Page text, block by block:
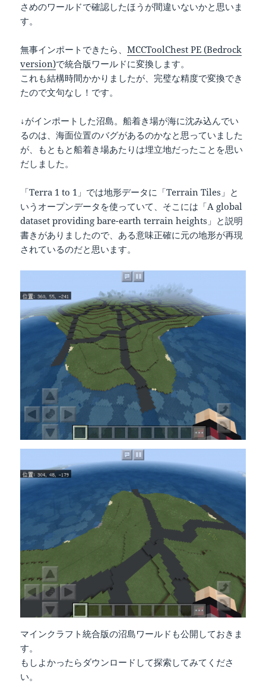
さめのワールドで確認したほうが間違いないかと思いま
す。
無事インポートできたら、MCCToolChest PE (Bedrock
version)で統合版ワールドに変換します。
これも結構時間かかりましたが、完璧な精度で変換でき
たので文句なし！です。
↓がインポートした沼島。船着き場が海に沈み込んでい
るのは、海面位置のバグがあるのかなと思っていました
が、もともと船着き場あたりは埋立地だったことを思い
だしました。
「Terra 1 to 1」では地形データに「Terrain Tiles」と
いうオープンデータを使っていて、そこには「A global
dataset providing bare-earth terrain heights」と説明
書きがありましたので、ある意味正確に元の地形が再現
されているのだと思います。
マインクラフト統合版の沼島ワールドも公開しておきま
す。
もしよかったらダウンロードして探索してみてくださ
い。